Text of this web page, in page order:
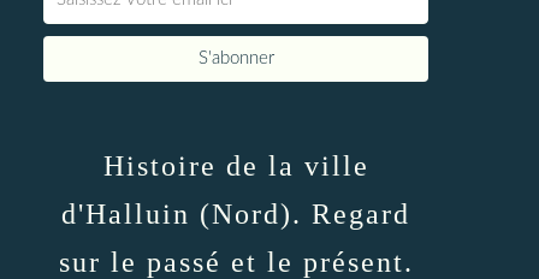
Histoire de la ville
d'Halluin (Nord). Regard
sur le passé et le présent.